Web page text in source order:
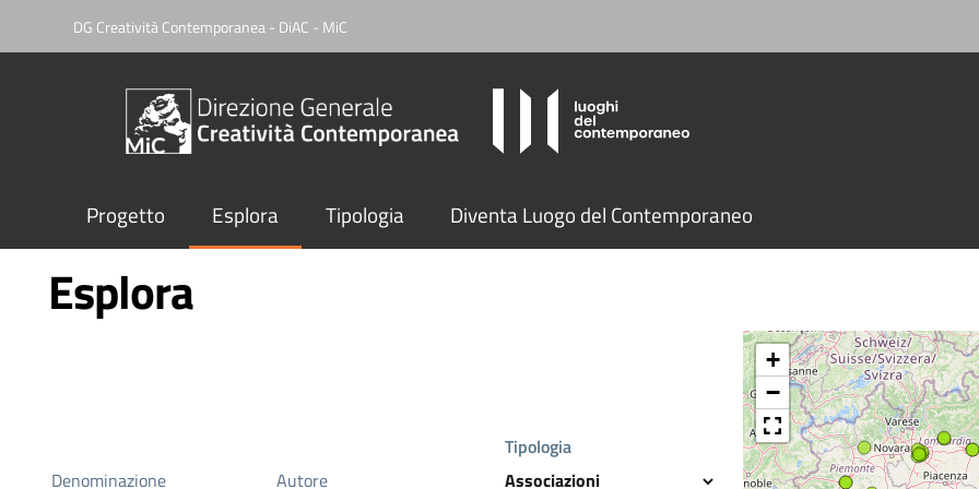
DG Creatività Contemporanea - DiAC - MiC
Progetto Esplora Tipologia Diventa Luogo del Contemporaneo
Esplora
Denominazione Autore
Tipologia
+
−